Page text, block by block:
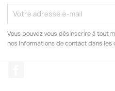
Vous pouvez vous désinscrire à tout
nos informations de contact dans